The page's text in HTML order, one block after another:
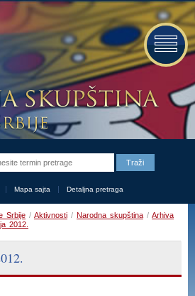
Mapa sajta Detaljna pretraga
Srbije / Aktivnosti / Narodna skupština / Arhiva
2012.